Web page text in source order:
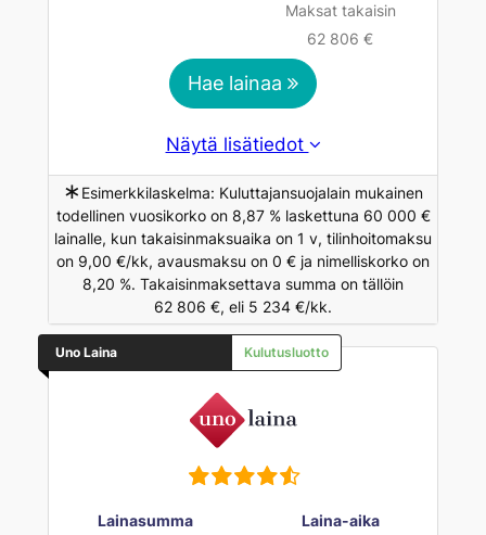
Maksat takaisin
62 806 €
Hae lainaa
Näytä lisätiedot
∗ Esimerkkilaskelma: Kuluttajansuojalain mukainen
todellinen vuosikorko on 8,87 % laskettuna 60 000 €
lainalle, kun takaisinmaksuaika on 1 v, tilinhoitomaksu
on 9,00 €/kk, avausmaksu on 0 € ja nimelliskorko on
8,20 %. Takaisinmaksettava summa on tällöin
62 806 €, eli 5 234 €/kk.
Uno Laina Kulutusluotto
Lainasumma Laina-aika